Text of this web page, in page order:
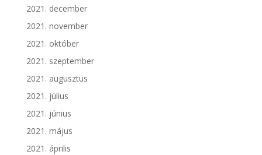
2021. december
2021. november
2021. október
2021. szeptember
2021. augusztus
2021. július
2021. június
2021. május
2021. április